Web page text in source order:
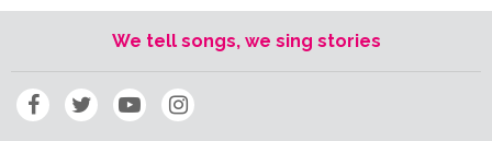
We tell songs, we sing stories